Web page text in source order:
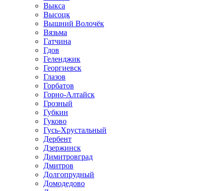
Выкса
Высоцк
Вышний Волочёк
Вязьма
Гатчина
Гдов
Геленджик
Георгиевск
Глазов
Горбатов
Горно-Алтайск
Грозный
Губкин
Гуково
Гусь-Хрустальный
Дербент
Дзержинск
Димитровград
Дмитров
Долгопрудный
Домодедово